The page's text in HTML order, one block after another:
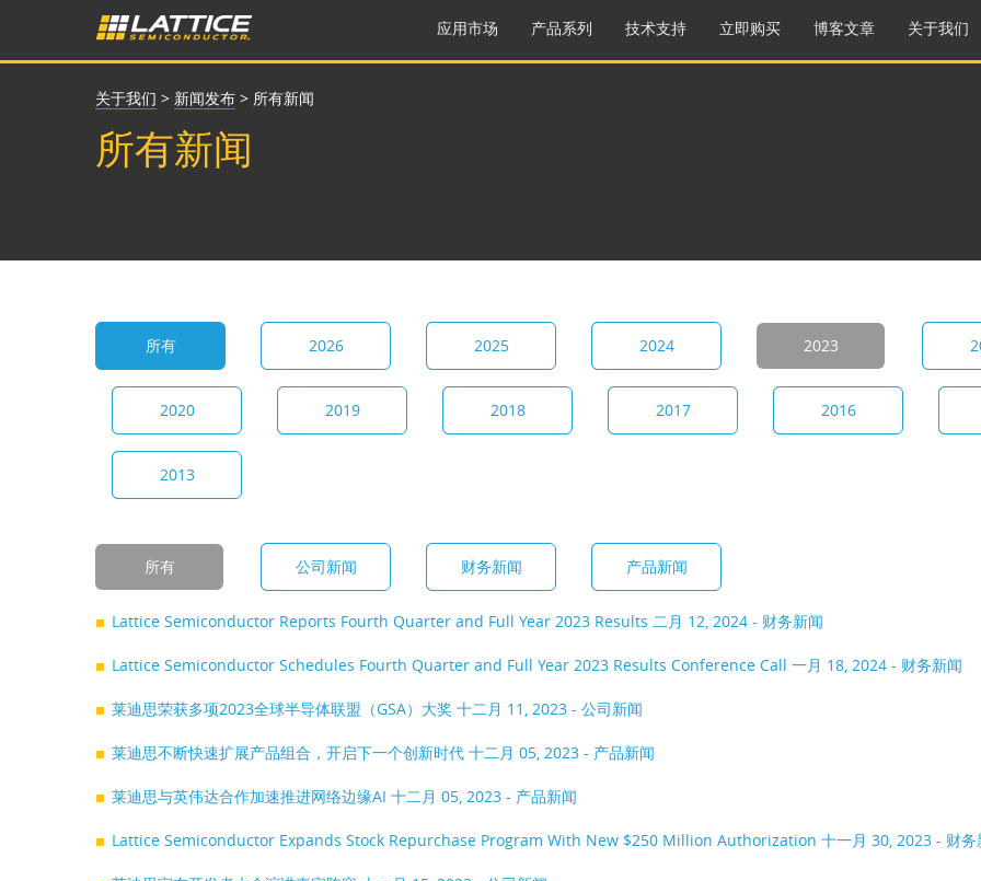
应用市场 产品系列 技术支持 立即购买 博客文章 关于我们
关于我们 > 新闻发布 > 所有新闻
所有新闻
所有 2026 2025 2024 2023
2020 2019 2018 2017 2016
2013
所有 公司新闻 财务新闻 产品新闻
Lattice Semiconductor Reports Fourth Quarter and Full Year 2023 Results 二月 12, 2024 - 财务新闻
Lattice Semiconductor Schedules Fourth Quarter and Full Year 2023 Results Conference Call 一月 18, 2024 - 财务新闻
莱迪思荣获多项2023全球半导体联盟（GSA）大奖 十二月 11, 2023 - 公司新闻
莱迪思不断快速扩展产品组合，开启下一个创新时代 十二月 05, 2023 - 产品新闻
莱迪思与英伟达合作加速推进网络边缘AI 十二月 05, 2023 - 产品新闻
Lattice Semiconductor Expands Stock Repurchase Program With New $250 Million Authorization 十一月 30, 2023 - 财务